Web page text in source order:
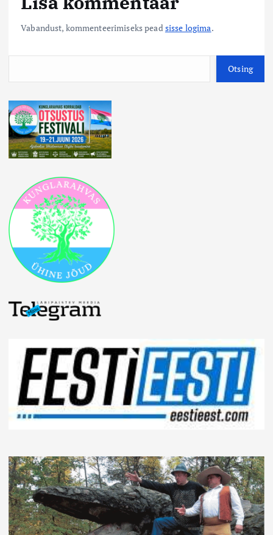
Vabandust, kommenteerimiseks peadsisse logima.
i
Otsing